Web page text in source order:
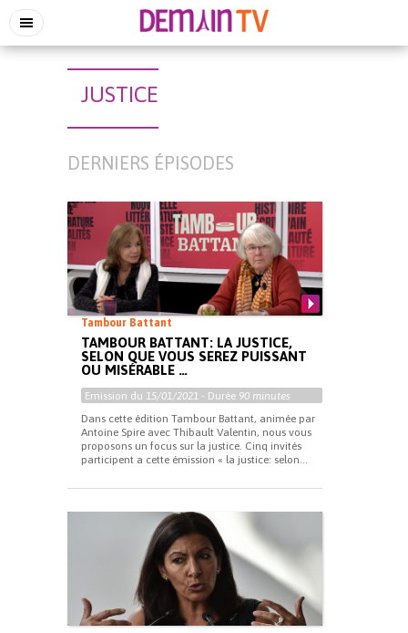
JUSTICE
DERNIERS ÉPISODES
Tambour Battant
TAMBOUR BATTANT: LA JUSTICE,
SELON QUE VOUS SEREZ PUISSANT
OU MISÉRABLE …
Emission du 15/01/2021 - Durée 90 minutes
Dans cette édition Tambour Battant, animée par
Antoine Spire avec Thibault Valentin, nous vous
proposons un focus sur la justice. Cinq invités
participent a cette émission « la justice: selon...